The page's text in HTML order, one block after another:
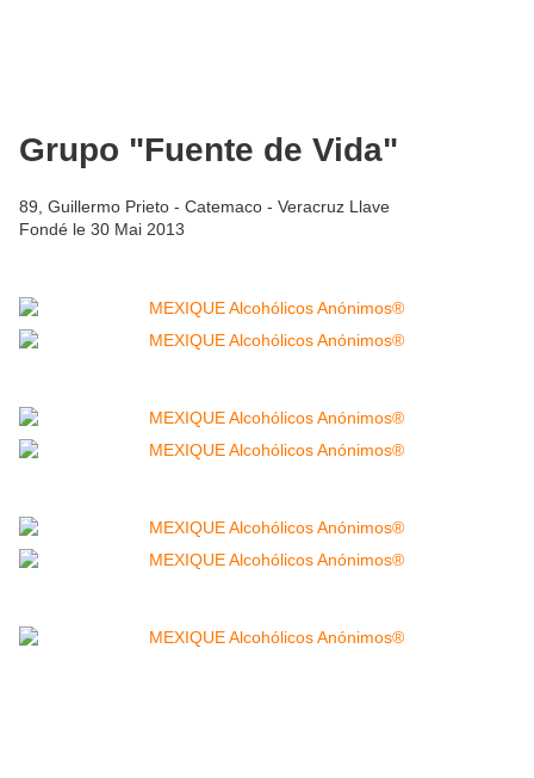
Grupo "Fuente de Vida"
89, Guillermo Prieto - Catemaco - Veracruz Llave
Fondé le 30 Mai 2013